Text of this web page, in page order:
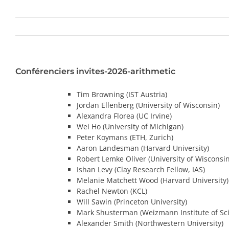
Conférenciers invites-2026-arithmetic
Tim Browning (IST Austria)
Jordan Ellenberg (University of Wisconsin)
Alexandra Florea (UC Irvine)
Wei Ho (University of Michigan)
Peter Koymans (ETH, Zurich)
Aaron Landesman (Harvard University)
Robert Lemke Oliver (University of
Ishan Levy (Clay Research Fellow, IAS)
Melanie Matchett Wood (Harvard University)
Rachel Newton (KCL)
Will Sawin (Princeton University)
Mark Shusterman (Weizmann Institute of
Alexander Smith (Northwestern University)